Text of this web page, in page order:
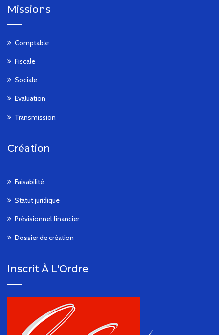
Missions
Comptable
Fiscale
Sociale
Evaluation
Transmission
Création
Faisabilité
Statut juridique
Prévisionnel financier
Dossier de création
Inscrit À L'Ordre